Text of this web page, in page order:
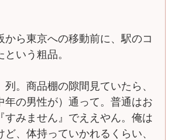
ら東京への移動前に、駅のコ
いう粗品。
。商品棚の隙間見ていたら、
年の男性が）通って。普通はお
すみません』でええやん。俺は
ど、体持っていかれるくらい、